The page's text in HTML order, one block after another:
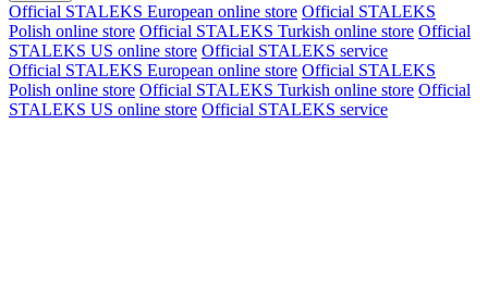
Official STALEKS European online store Official STALEKS
Polish online store Official STALEKS Turkish online store Official
STALEKS US online store Official STALEKS service
Official STALEKS European online store Official STALEKS
Polish online store Official STALEKS Turkish online store Official
STALEKS US online store Official STALEKS service